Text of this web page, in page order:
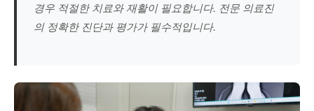
경우 적절한 치료와 재활이 필요합니다. 전문 의료진
의 정확한 진단과 평가가 필수적입니다.